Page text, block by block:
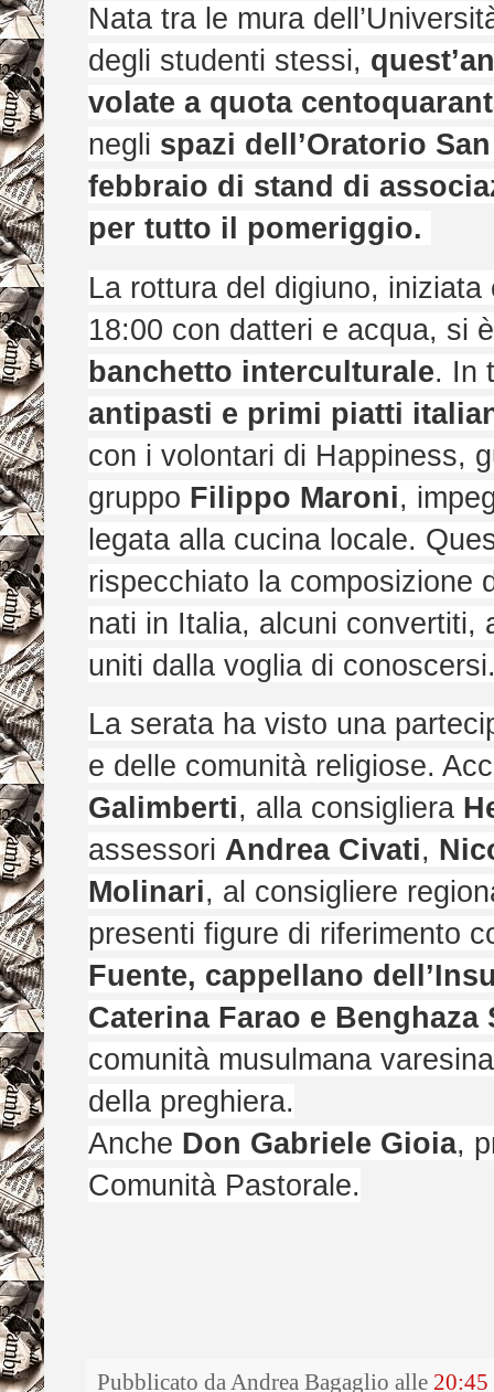
Nata tra le mura
degli studenti stessi,
volate a quota
negli spazi dell’Oratorio
febbraio di stand di
per tutto il pomeriggio.
La rottura del digiuno,
18:00 con datteri e acqua, si
banchetto interculturale. In
antipasti e primi piatti
con i volontari di Happiness,
gruppo Filippo Maroni,
legata alla cucina locale.
rispecchiato la composizione
nati in Italia, alcuni convertiti,
uniti dalla voglia di
La serata ha visto una
e delle comunità religiose.
Galimberti, alla consigliera
assessori Andrea Civati,
Molinari, al consigliere
presenti figure di riferimento
Fuente, cappellano
Caterina Farao e Benghaza
comunità musulmana
della preghiera.
Anche Don Gabriele Gioia,
Comunità Pastorale.
Pubblicato da Andrea Bagaglio alle 20:45